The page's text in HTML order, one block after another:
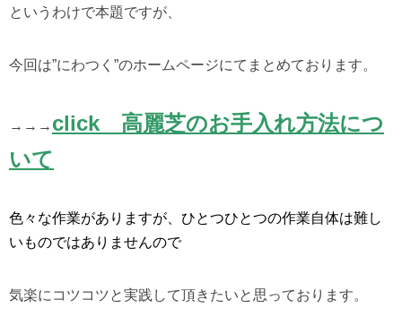
というわけで本題ですが、
今回は”にわつく”のホームページにてまとめております。
→→→ click 高麗芝のお手入れ方法につ
いて
色々な作業がありますが、ひとつひとつの作業自体は難し
いものではありませんので
気楽にコツコツと実践して頂きたいと思っております。